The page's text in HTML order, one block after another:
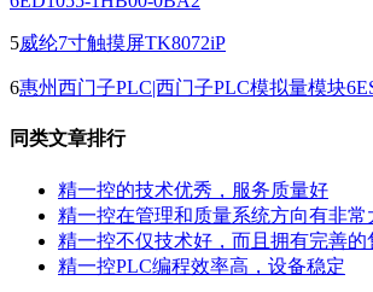
5威纶7寸触摸屏TK8072iP
6惠州西门子PLC|西门子PLC模拟量模块
同类文章排行
精一控的技术优秀，服务质量好
精一控在管理和质量系统方向有非常
精一控不仅技术好，而且拥有完善的
精一控PLC编程效率高，设备稳定